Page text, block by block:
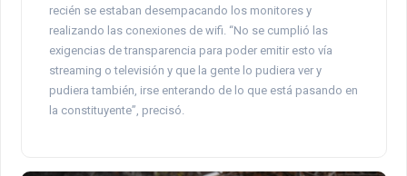
recién se estaban desempacando los monitores y
realizando las conexiones de wifi. “No se cumplió las
exigencias de transparencia para poder emitir esto vía
streaming o televisión y que la gente lo pudiera ver y
pudiera también, irse enterando de lo que está pasando en
la constituyente”, precisó.